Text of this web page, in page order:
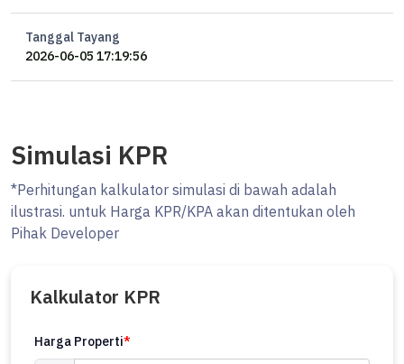
Tanggal Tayang
2026-06-05 17:19:56
Simulasi KPR
*Perhitungan kalkulator simulasi di bawah adalah
ilustrasi. untuk Harga KPR/KPA akan ditentukan oleh
Pihak Developer
Kalkulator KPR
Harga Properti*